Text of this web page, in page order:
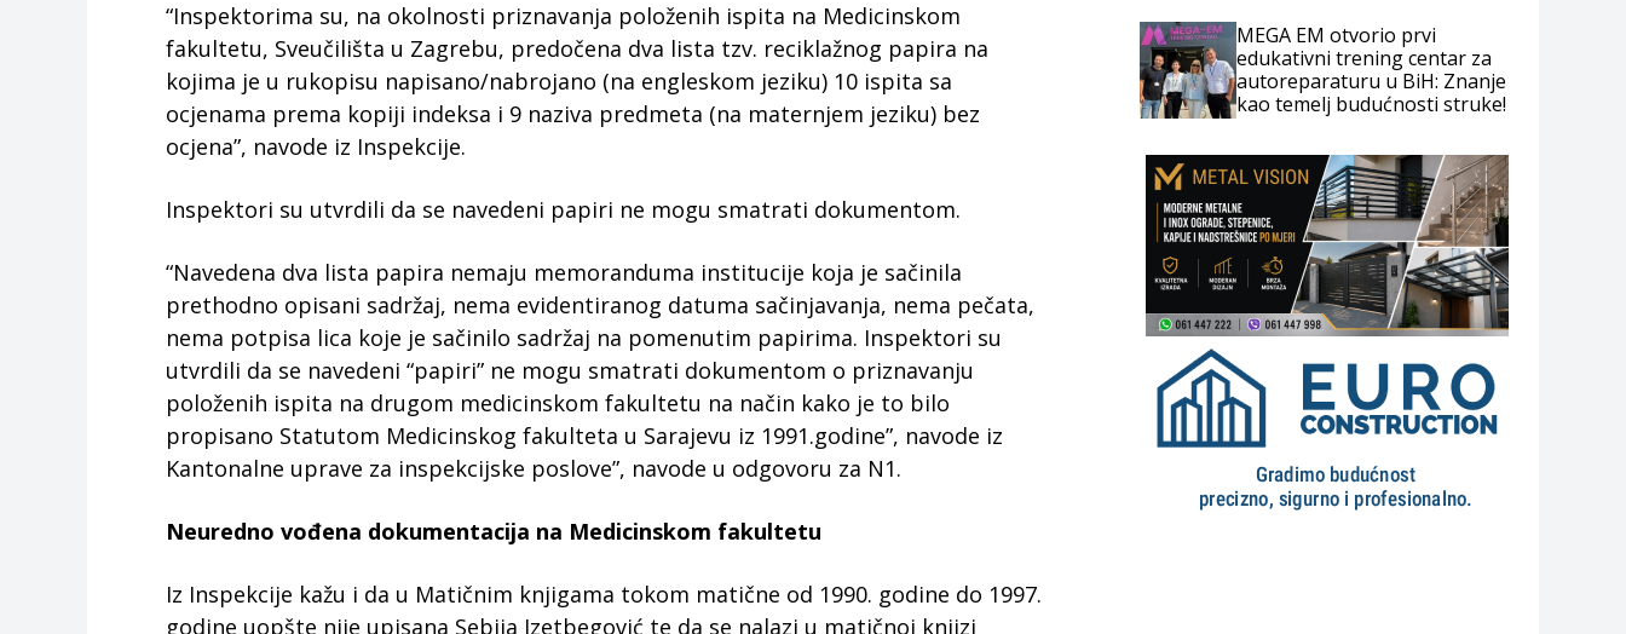
“Inspektorima su, na okolnosti priznavanja položenih ispita na Medicinskom
fakultetu, Sveučilišta u Zagrebu, predočena dva lista tzv. reciklažnog papira na
kojima je u rukopisu napisano/nabrojano (na engleskom jeziku) 10 ispita sa
ocjenama prema kopiji indeksa i 9 naziva predmeta (na maternjem jeziku) bez
ocjena”, navode iz Inspekcije.
Inspektori su utvrdili da se navedeni papiri ne mogu smatrati dokumentom.
“Navedena dva lista papira nemaju memoranduma institucije koja je sačinila
prethodno opisani sadržaj, nema evidentiranog datuma sačinjavanja, nema pečata,
nema potpisa lica koje je sačinilo sadržaj na pomenutim papirima. Inspektori su
utvrdili da se navedeni “papiri” ne mogu smatrati dokumentom o priznavanju
položenih ispita na drugom medicinskom fakultetu na način kako je to bilo
propisano Statutom Medicinskog fakulteta u Sarajevu iz 1991.godine”, navode iz
Kantonalne uprave za inspekcijske poslove”, navode u odgovoru za N1.
Neuredno vođena dokumentacija na Medicinskom fakultetu
Iz Inspekcije kažu i da u Matičnim knjigama tokom matične od 1990. godine do 1997.
godine uopšte nije upisana Sebija Izetbegović te da se nalazi u matičnoj knjizi
MEGA EM otvorio prvi
edukativni trening centar za
autoreparaturu u BiH: Znanje
kao temelj budućnosti struke!